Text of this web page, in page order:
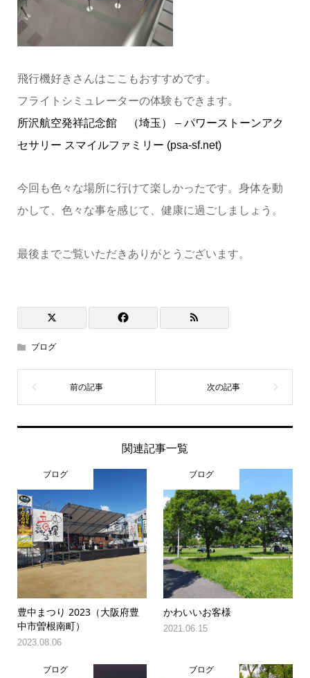
飛行機好きさんはここもおすすめです。
フライトシミュレーターの体験もできます。
所沢航空発祥記念館 （埼玉） – パワーストーンアク
セサリー スマイルファミリー (psa-sf.net)
今回も色々な場所に行けて楽しかったです。身体を動
かして、色々な事を感じて、健康に過ごしましょう。
最後までご覧いただきありがとうございます。
ブログ
関連記事一覧
ブログ
豊中まつり 2023（大阪府豊
中市曽根南町）
2023.08.06
ブログ
かわいいお客様
2021.06.15
ブログ ブログ